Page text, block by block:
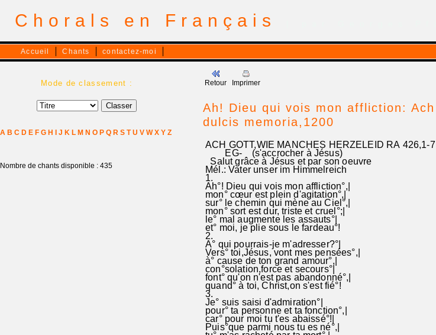
Chorals en Français
Accueil Chants contactez-moi
Mode de classement :
A B C D E F G H J K L M N O P Q R S T U V W X Y Z
Nombre de chants disponible : 435
Retour Imprimer
Ah! Dieu qui vois mon affliction:
dulcis memoria,1200
ACH GOTT,WIE MANCHES HERZELEID RA 426,1-7
EG- (s'accrocher à Jésus)
Salut grâce à Jésus et par son oeuvre
Mél.: Vater unser im Himmelreich
1.
Ah°! Dieu qui vois mon affliction°,|
mon° cœur est plein d'agitation°,|
sur° le chemin qui mène au Ciel°,|
mon° sort est dur, triste et cruel°;|
le° mal augmente les assauts°|
et° moi, je plie sous le fardeau°!
2.
A° qui pourrais-je m'adresser?°|
Vers° toi,Jésus, vont mes pensées°,|
à° cause de ton grand amour°,|
con°solation,force et secours°|
font° qu'on n'est pas abandonné°,|
quand° à toi, Christ,on s'est fié°!
3.
Je° suis saisi d'admiration°|
pour° ta personne et ta fonction°,|
car° pour moi tu t'es abaissé°!|
Puis°que parmi nous tu es né°,|